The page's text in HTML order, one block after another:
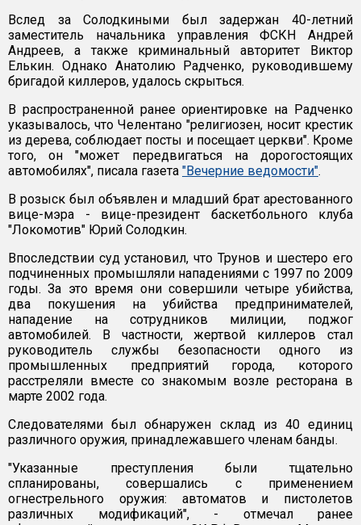
Вслед за Солодкиными был задержан 40-летний
заместитель начальника управления ФСКН Андрей
Андреев, а также криминальный авторитет Виктор
Елькин. Однако Анатолию Радченко, руководившему
бригадой киллеров, удалось скрыться.
В распространенной ранее ориентировке на Радченко
указывалось, что Челентано "религиозен, носит крестик
из дерева, соблюдает посты и посещает церкви". Кроме
того, он "может передвигаться на дорогостоящих
автомобилях", писала газета "Вечерние ведомости".
В розыск был объявлен и младший брат арестованного
вице-мэра - вице-президент баскетбольного клуба
"Локомотив" Юрий Солодкин.
Впоследствии суд установил, что Трунов и шестеро его
подчиненных промышляли нападениями с 1997 по 2009
годы. За это время они совершили четыре убийства,
два покушения на убийства предпринимателей,
нападение на сотрудников милиции, поджог
автомобилей. В частности, жертвой киллеров стал
руководитель службы безопасности одного из
промышленных предприятий города, которого
расстреляли вместе со знакомым возле ресторана в
марте 2002 года.
Следователями был обнаружен склад из 40 единиц
различного оружия, принадлежавшего членам банды.
"Указанные преступления были тщательно
спланированы, совершались с применением
огнестрельного оружия: автоматов и пистолетов
различных модификаций", - отмечал ранее